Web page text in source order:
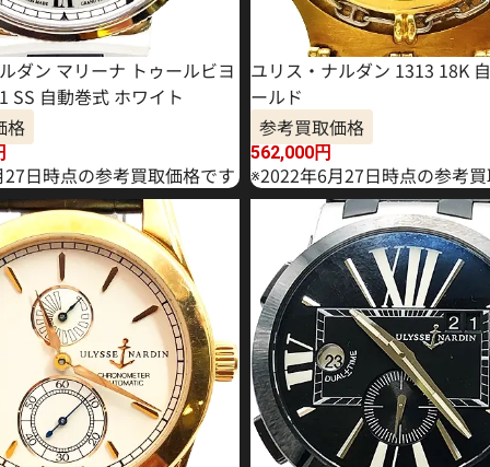
ダン マリーナ トゥールビヨ
SS 自動巻式 ホワイト
格
日時点の参考買取価格です
ユリス・ナルダン 1313 18K
ールド
参考買取価格
562,000円
※2022年6月27日時点の参考